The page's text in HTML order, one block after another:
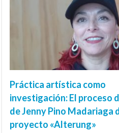
Práctica artística como
investigación: El proceso
de Jenny Pino Madariaga
proyecto «Alterung»